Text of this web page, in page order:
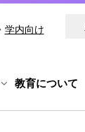
学内向け
教育について